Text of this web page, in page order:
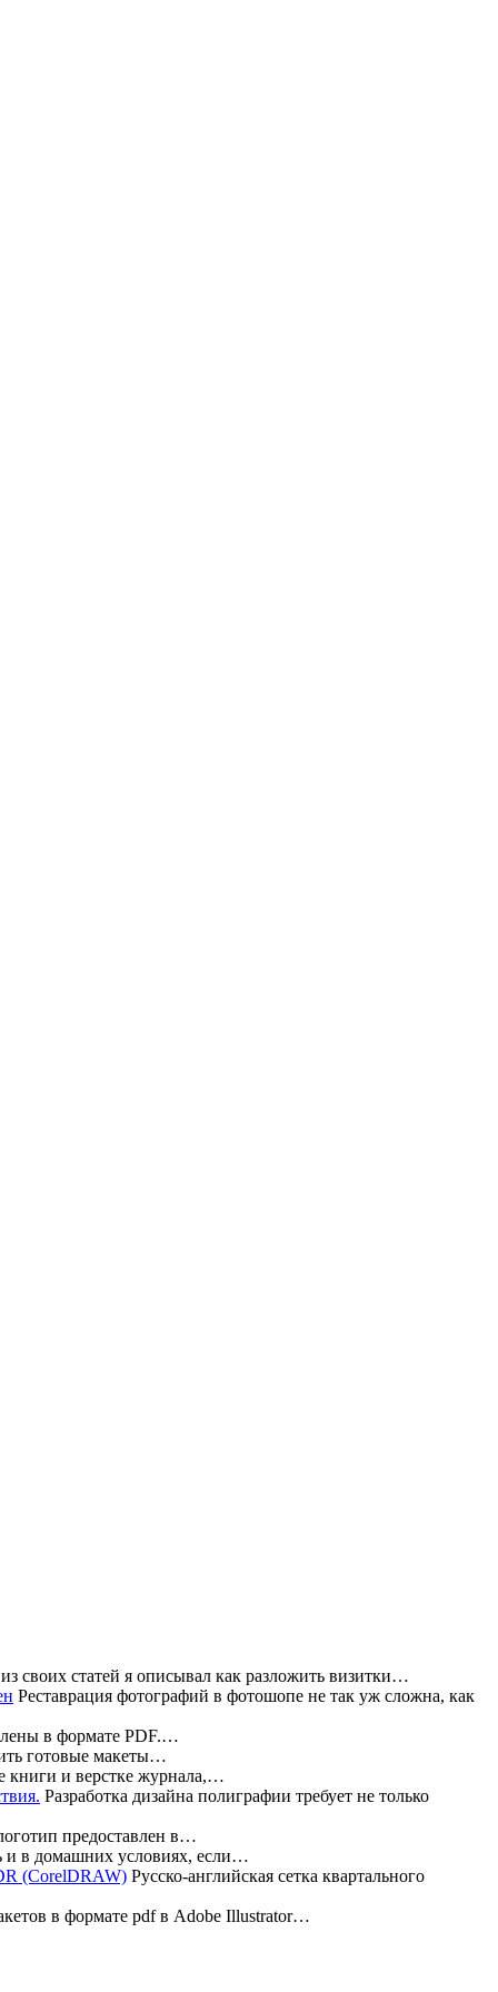
своих статей я описывал как разложить визитки…
Реставрация фотографий в фотошопе не так уж сложна, как
в формате PDF.…
готовые макеты…
книги и верстке журнала,…
Разработка дизайна полиграфии требует не только
предоставлен в…
в домашних условиях, если…
Русско-английская сетка квартального
в формате pdf в Adobe Illustrator…